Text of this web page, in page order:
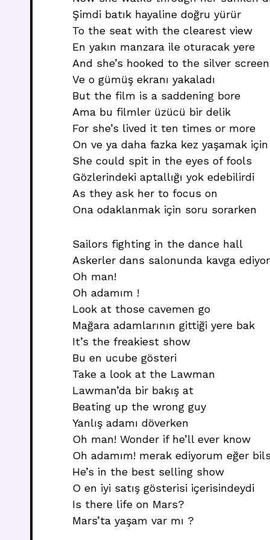
Şimdi batık hayaline doğru yürür
To the seat with the clearest view
En yakın manzara ile oturacak yere
And she’s hooked to the silver screen
Ve o gümüş ekranı yakaladı
But the film is a saddening bore
Ama bu filmler üzücü bir delik
For she’s lived it ten times or more
On ve ya daha fazka kez yaşamak için
She could spit in the eyes of fools
Gözlerindeki aptallığı yok edebilirdi
As they ask her to focus on
Ona odaklanmak için soru sorarken
Sailors fighting in the dance hall
Askerler dans salonunda kavga
Oh man!
Oh adamım !
Look at those cavemen go
Mağara adamlarının gittiği yere bak
It’s the freakiest show
Bu en ucube gösteri
Take a look at the Lawman
Lawman’da bir bakış at
Beating up the wrong guy
Yanlış adamı döverken
Oh man! Wonder if he’ll ever know
Oh adamım! merak ediyorum eğer
He’s in the best selling show
O en iyi satış gösterisi içerisindeydi
Is there life on Mars?
Mars’ta yaşam var mı ?